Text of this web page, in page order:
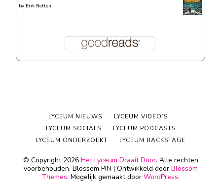
by Erik Betten
© Copyright 2026 Het Lyceum Draait Door. Alle rechten
voorbehouden. Blossem PIN | Ontwikkeld door Blossom
Themes. Mogelijk gemaakt door WordPress.
LYCEUM NIEUWS
LYCEUM VIDEO’S
LYCEUM SOCIALS
LYCEUM PODCASTS
LYCEUM ONDERZOEKT
LYCEUM BACKSTAGE